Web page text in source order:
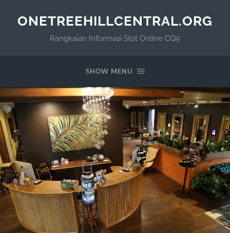
ONETREEHILLCENTRAL.ORG
Rangkaian Informasi Slot Online CQ9
SHOW MENU